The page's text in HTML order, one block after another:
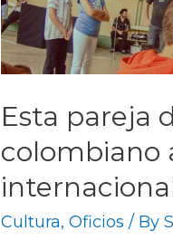
Esta pareja
colombiano
Cultura,Oficios / By